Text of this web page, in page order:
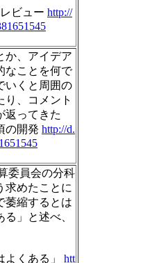
ビュー http://
か、アイデア
なことを何で
いくと周囲の
り、コメント
返ってきた
の開発 http://d.
委員会の分科
求めたことに
萎縮するとは
」と述べ、
よくある」 htt